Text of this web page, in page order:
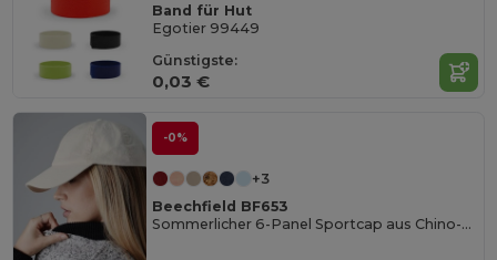
Band für Hut
Egotier 99449
Günstigste:
0,03 €
-0%
+3
Beechfield BF653
Sommerlicher 6-Panel Sportcap aus Chino-Baumwolle